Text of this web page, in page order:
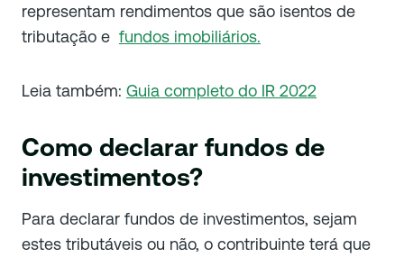
representam rendimentos que são isentos de
tributação e fundos imobiliários.
Leia também: Guia completo do IR 2022
Como declarar fundos de
investimentos?
Para declarar fundos de investimentos, sejam
estes tributáveis ou não, o contribuinte terá que